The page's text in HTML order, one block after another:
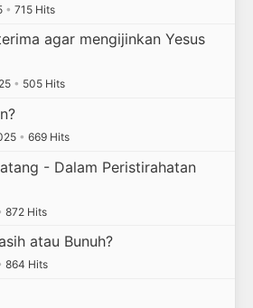
• 715 Hits
agar mengijinkan Yesus
• 505 Hits
• 669 Hits
- Dalam Peristirahatan
872 Hits
atau Bunuh?
864 Hits